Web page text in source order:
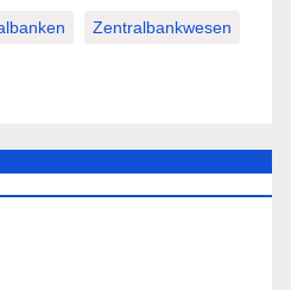
Zentralbankwesen